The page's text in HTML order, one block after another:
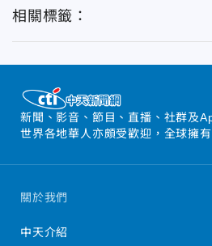
相關標籤：
新聞、影音、節目、直播、社群及
世界各地華人亦頗受歡迎，全球擁
關於我們
中天介紹